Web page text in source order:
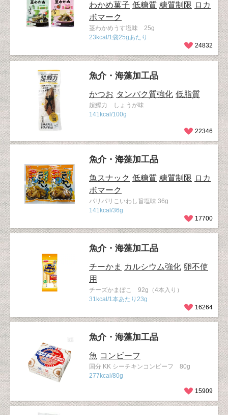
わかめ菓子 低糖質 糖質制限 ロカ
ボマーク
茎わかめうす塩味 25g
23kcal/1袋25gあたり
24832
魚介・海藻加工品
かつお タンパク質強化 低脂質
超鰹力 しょうが味
141kcal/100g
22346
魚介・海藻加工品
魚スナック 低糖質 糖質制限 ロカ
ボマーク
パリパリこいわし旨塩味 36g
141kcal/36g
17700
魚介・海藻加工品
チーかま カルシウム強化 卵不使
用
チーズかまぼこ 92g（4本入り）
31kcal/1本あたり23g
16264
魚介・海藻加工品
魚 コンビーフ
国分 KK シーチキンコンビーフ 80g
277kcal/80g
15909